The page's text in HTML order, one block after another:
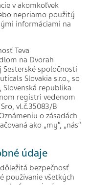
v akomkoľvek
nepriamo použitý
informáciami na
Teva
na Dvorah
Sesterské spoločnosti
Slovakia s.r.o., so
Slovenská republika
registri vedenom
vl.č.35083/B
o zásadách
ako „my“, „nás“
údaje
bezpečnosť
používanie všetkých